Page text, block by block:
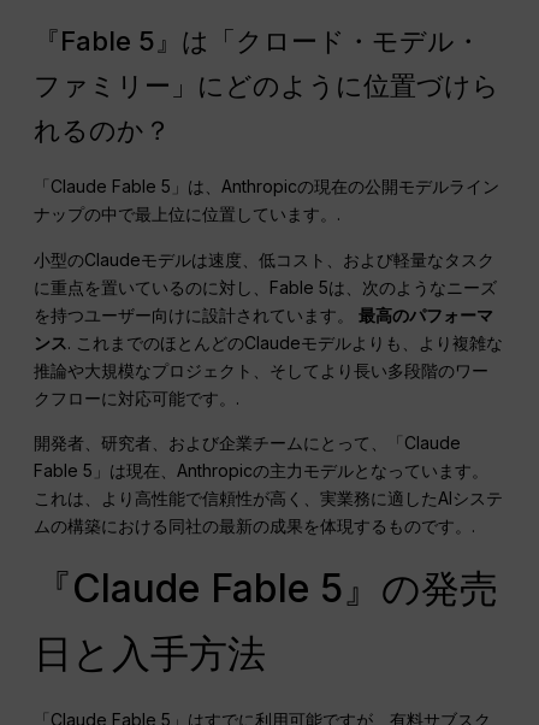
『Fable 5』は「クロード・モデル・
ファミリー」にどのように位置づけら
れるのか？
「Claude Fable 5」は、Anthropicの現在の公開モデルライン
ナップの中で最上位に位置しています。.
小型のClaudeモデルは速度、低コスト、および軽量なタスク
に重点を置いているのに対し、Fable 5は、次のようなニーズ
を持つユーザー向けに設計されています。最高のパフォーマ
ンス. これまでのほとんどのClaudeモデルよりも、より複雑な
推論や大規模なプロジェクト、そしてより長い多段階のワー
クフローに対応可能です。.
開発者、研究者、および企業チームにとって、「Claude
Fable 5」は現在、Anthropicの主力モデルとなっています。
これは、より高性能で信頼性が高く、実業務に適したAIシステ
ムの構築における同社の最新の成果を体現するものです。.
『Claude Fable 5』の発売
日と入手方法
「Claude Fable 5」はすでに利用可能ですが、有料サブスク